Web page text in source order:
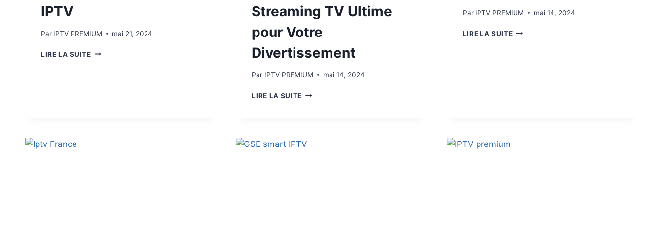
IPTV
Par IPTV PREMIUM mai 21, 2024
LIRE LA SUITE
Streaming TV Ultime
pour Votre
Divertissement
Par IPTV PREMIUM mai 14, 2024
LIRE LA SUITE
Par IPTV PREMIUM mai 14, 2024
LIRE LA SUITE